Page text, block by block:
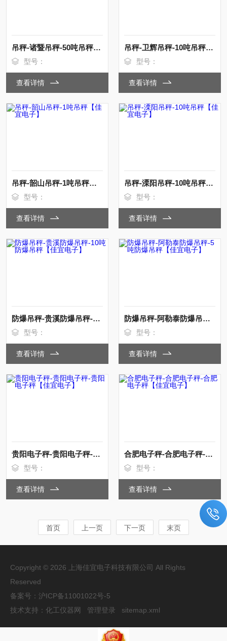
吊秤-诸暨吊秤-50吨吊秤【佳宜电子】
型号：
查看详情
吊秤-卫辉吊秤-10吨吊秤【佳宜电子】
型号：
查看详情
吊秤-韶山吊秤-1吨吊秤【佳宜电子】
型号：
查看详情
吊秤-溧阳吊秤-10吨吊秤【佳宜电子】
型号：
查看详情
防爆吊秤-贵溪防爆吊秤-10吨防爆吊秤【佳宜电子】
型号：
查看详情
防爆吊秤-阿勒泰防爆吊秤-5吨防爆吊秤【佳宜电子】
型号：
查看详情
贵阳电子秤-贵阳电子秤-贵阳电子秤【佳宜电子】
型号：
查看详情
合肥电子秤-合肥电子秤-合肥电子秤【佳宜电子】
型号：
查看详情
首页 上一页 下一页 末页
Copyright © 2026 上海佳宜电子科技有限公司 All Rights
Reserved
备案号： 沪ICP备11001022号-5
技术支持： 化工仪器网 管理登录 sitemap.xml